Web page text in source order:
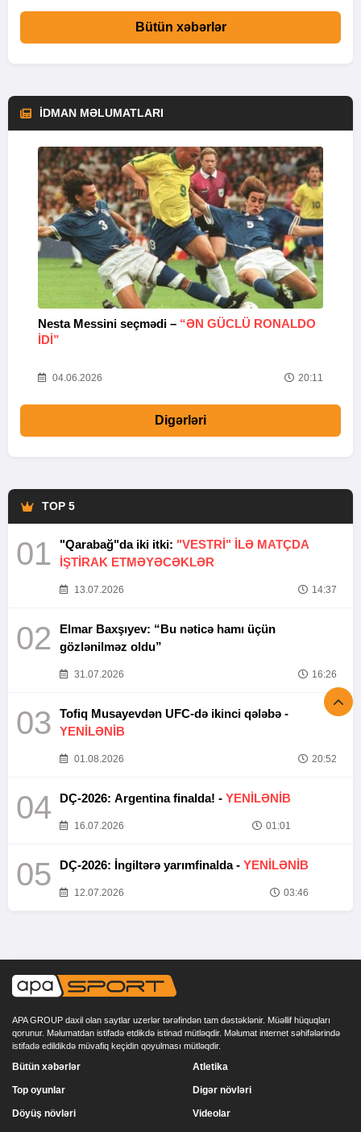
Bütün xəbərlər
İDMAN MƏLUMATLARI
Nesta Messini seçmədi – “ƏN GÜCLÜ RONALDO
IDI”
04.06.2026 20:11
Digərləri
TOP 5
01 "Qarabağ"da iki itki: "VESTRİ" İLƏ MATÇDA
İŞTİRAK ETMƏYƏCƏKLƏR
13.07.2026 14:37
02
Elmar Baxşıyev: “Bu nəticə hamı üçün
gözlənilməz oldu”
31.07.2026 16:26
03
Tofiq Musayevdən UFC-də ikinci qələbə -
YENİLƏNİB
01.08.2026 20:52
04 DÇ-2026: Argentina finalda! - YENİLƏNİB
16.07.2026 01:01
05 DÇ-2026: İngiltərə yarımfinalda - YENİLƏNİB
12.07.2026 03:46
APA GROUP daxil olan saytlar uzerlər tərəfindən tam dəstəklənir. Müəllif hüquqları
qorunur. Məlumatdan istifadə etdikdə istinad mütləqdir. Məlumat internet səhifələrində
istifadə edildikdə müvafiq keçidin qoyulması mütləqdir.
Bütün xəbərlər
Top oyunlar
Döyüş növləri
Atletika
Digər növləri
Videolar